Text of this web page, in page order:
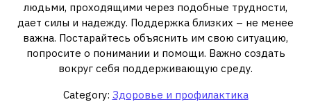
людьми, проходящими через подобные трудности,
дает силы и надежду. Поддержка близких – не менее
важна. Постарайтесь объяснить им свою ситуацию,
попросите о понимании и помощи. Важно создать
вокруг себя поддерживающую среду.
Category: Здоровье и профилактика